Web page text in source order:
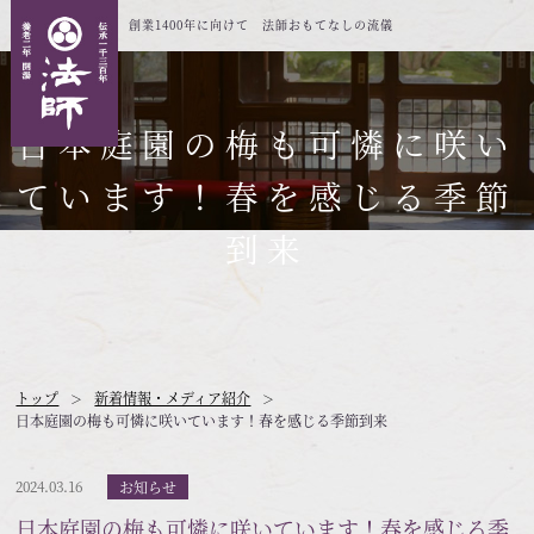
創業1400年に向けて 法師おもてなしの流儀
日本庭園の梅も可憐に咲い
ています！春を感じる季節
到来
トップ
新着情報・メディア紹介
日本庭園の梅も可憐に咲いています！春を感じる季節到来
2024.03.16 お知らせ